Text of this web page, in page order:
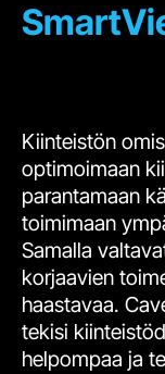
Kiinteistön
optimoimaan
parantamaan
toimimaan
Samalla
korjaavien
haastavaa.
tekisi
helpompaa ja